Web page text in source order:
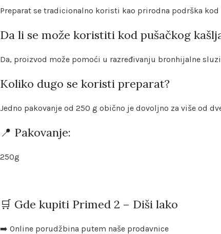
Preparat se tradicionalno koristi kao prirodna podrška
Da li se može koristiti kod pušačkog
Da, proizvod može pomoći u razređivanju bronhijalne
Koliko dugo se koristi preparat?
Jedno pakovanje od 250 g obično je dovoljno za više od
📍 Pakovanje:
250g
🛒 Gde kupiti Primed 2 – Diši lako
➡️ Online porudžbina putem naše prodavnice